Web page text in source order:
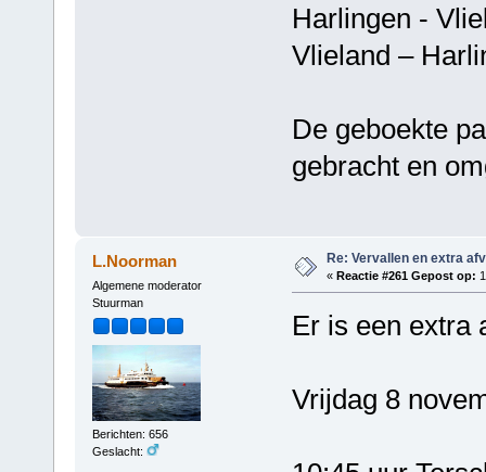
Harlingen -
Vlieland –
De geboekte
gebracht en
L.Noorman
Algemene moderator
Stuurman
Berichten: 656
Geslacht:
Re: Vervallen en extra
« Reactie #261 Gepost op:
Er is een extra
Vrijdag 8